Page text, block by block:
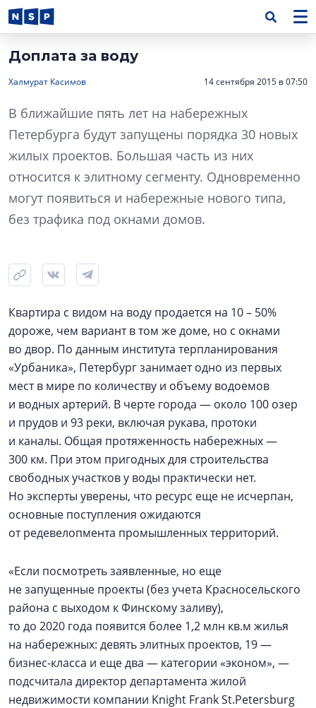
Доплата за воду
Халмурат Касимов 14 сентября 2015 в 07:50
В ближайшие пять лет на набережных
Петербурга будут запущены порядка 30 новых
жилых проектов. Большая часть из них
относится к элитному сегменту. Одновременно
могут появиться и набережные нового типа,
без трафика под окнами домов.
Квартира с видом на воду продается на 10 – 50%
дороже, чем вариант в том же доме, но с окнами
во двор. По данным института терпланирования
«Урбаника», Петербург занимает одно из первых
мест в мире по количеству и объему водоемов
и водных артерий. В черте города — около 100 озер
и прудов и 93 реки, включая рукава, протоки
и каналы. Общая протяженность набережных —
300 км. При этом пригодных для строительства
свободных участков у воды практически нет.
Но эксперты уверены, что ресурс еще не исчерпан,
основные поступления ожидаются
от редевелопмента промышленных территорий.
«Если посмотреть заявленные, но еще
не запущенные проекты (без учета Красносельского
района с выходом к Финскому заливу),
то до 2020 года появится более 1,2 млн кв.м жилья
на набережных: девять элитных проектов, 19 —
бизнес-класса и еще два — категории «эконом», —
подсчитала директор департамента жилой
недвижимости компании Knight Frank St.Petersburg